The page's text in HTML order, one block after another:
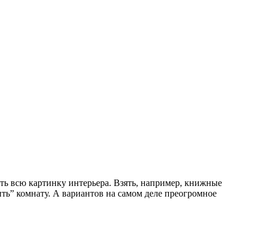
всю картинку интерьера. Взять, например, книжные
комнату. А вариантов на самом деле преогромное